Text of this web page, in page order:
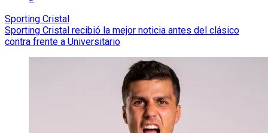
Sporting Cristal
Sporting Cristal recibió la mejor noticia antes del clásico
contra frente a Universitario